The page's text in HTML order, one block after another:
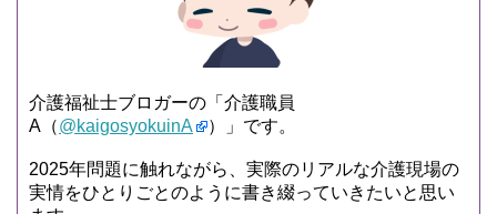
介護福祉士ブロガーの「介護職員
A（@kaigosyokuinA ）」です。
2025年問題に触れながら、実際のリアルな介護現場の
実情をひとりごとのように書き綴っていきたいと思い